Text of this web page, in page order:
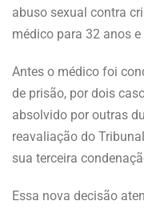
abuso sexual contra
médico para 32 anos
Antes o médico foi
de prisão, por dois
absolvido por outras
reavaliação do
sua terceira
Essa nova decisão